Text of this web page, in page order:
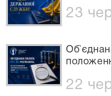
23
22